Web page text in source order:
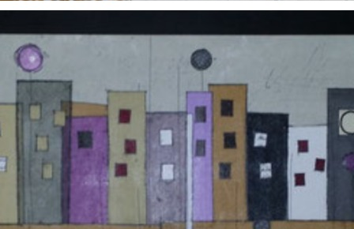
acrylique et huile, collages,
dissimulées.
Ses œuvres sont faites de
d’associations audacieuses.